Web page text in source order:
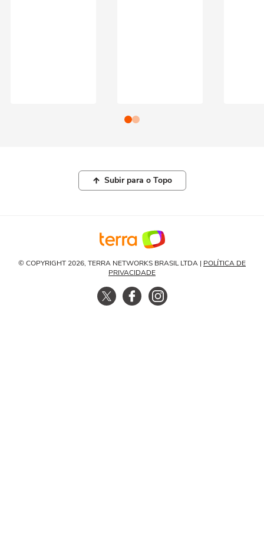
Subir para o Topo
© COPYRIGHT 2026, TERRA NETWORKS BRASIL LTDA | POLÍTICA DE
PRIVACIDADE